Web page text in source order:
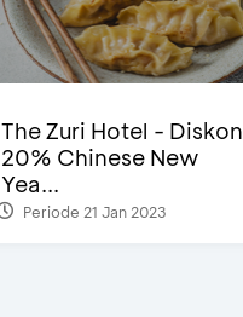
The Zuri Hotel - Diskon
20% Chinese New
Yea...
Periode 21 Jan 2023